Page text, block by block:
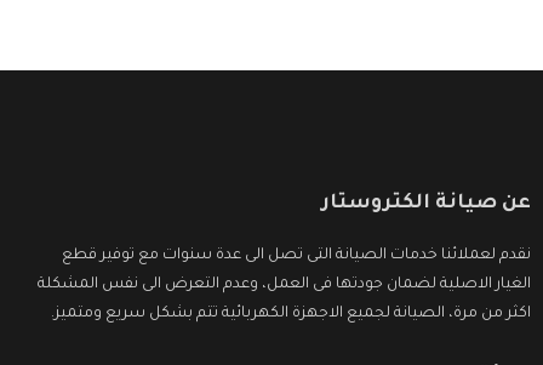
عن صيانة الكتروستار
نقدم لعملائنا خدمات الصيانة التى تصل الى عدة سنوات مع توفير قطع
الغيار الاصلية لضمان جودتها فى العمل، وعدم التعرض الى نفس المشكلة
اكثر من مرة، الصيانة لجميع الاجهزة الكهربائية تتم بشكل سريع ومتميز.